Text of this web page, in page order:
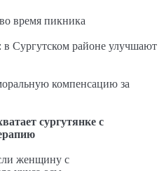
время пикника
Сургутском районе улучшают
компенсацию за
сургутянке с
женщину с